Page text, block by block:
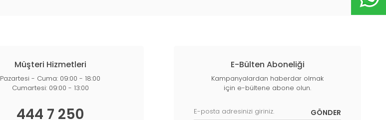
Müşteri Hizmetleri
Pazartesi - Cuma: 09:00 - 18:00
Cumartesi: 09:00 - 13:00
444 7 250
E-Bülten Aboneliği
Kampanyalardan haberdar olmak
için e-bültene abone olun.